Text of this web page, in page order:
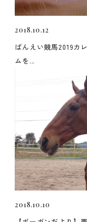
2018.10.12
ばんえい競馬2019カ
ムを...
2018.10.10